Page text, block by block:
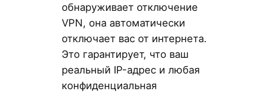
обнаруживает отключение
VPN, она автоматически
отключает вас от интернета.
Это гарантирует, что ваш
реальный IP-адрес и любая
конфиденциальная